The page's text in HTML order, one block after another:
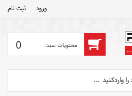
ورود ثبت‌ نام
0